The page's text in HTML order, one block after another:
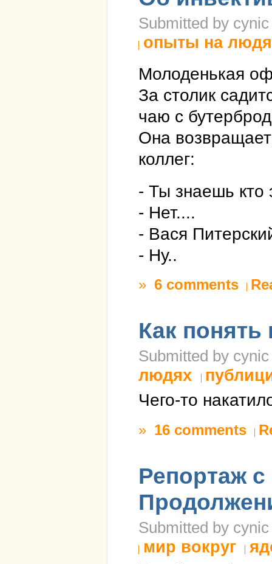
Submitted by
опыты на
Молоденькая
За столик
чаю с
Она
коллег:
- Ты знаешь кто
- Нет....
- Вася
- Ну..
» 6 comments
Как понять
Submitted by
людях
Чего-то
» 16 comments
Репортаж
Submitted by
мир вокруг